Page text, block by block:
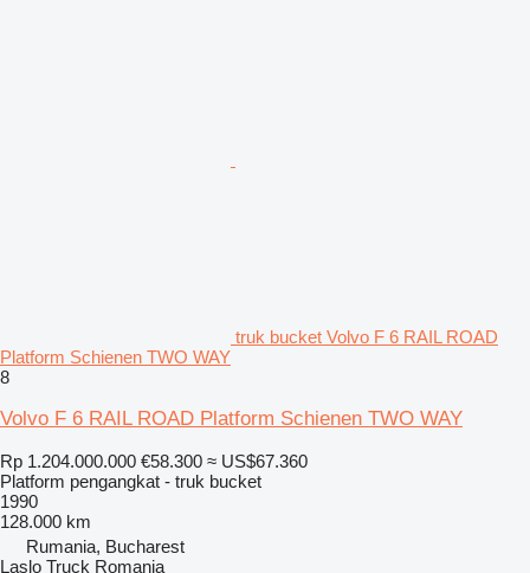
truk bucket Volvo F 6 RAIL ROAD
Platform Schienen TWO WAY
8
Volvo F 6 RAIL ROAD Platform Schienen TWO WAY
Rp 1.204.000.000 €58.300 ≈ US$67.360
Platform pengangkat - truk bucket
1990
128.000 km
Rumania, Bucharest
Laslo Truck Romania